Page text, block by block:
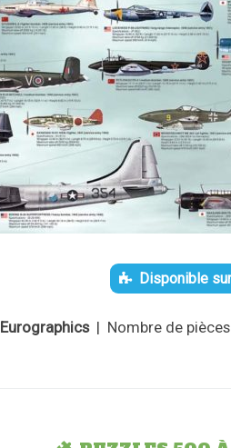
Disponible
Eurographics| Nombre de pièces